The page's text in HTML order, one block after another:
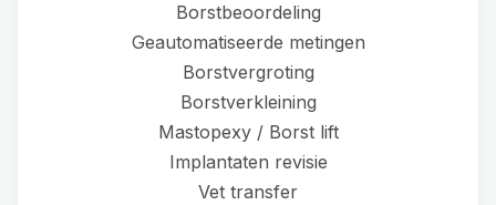
Borstbeoordeling
Geautomatiseerde metingen
Borstvergroting
Borstverkleining
Mastopexy / Borst lift
Implantaten revisie
Vet transfer